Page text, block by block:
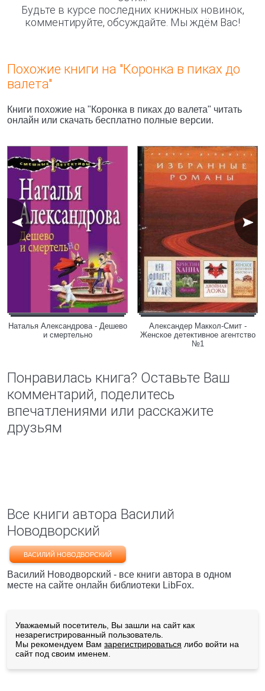
Будьте в курсе последних книжных новинок,
комментируйте, обсуждайте. Мы ждём Вас!
Похожие книги на "Коронка в пиках до
валета"
Книги похожие на "Коронка в пиках до валета" читать
онлайн или скачать бесплатно полные версии.
Наталья Александрова - Дешево
и смертельно
Александер Маккол-Смит -
Женское детективное агентство
№1
Понравилась книга? Оставьте Ваш
комментарий, поделитесь
впечатлениями или расскажите
друзьям
Все книги автора Василий
Новодворский
ВАСИЛИЙ НОВОДВОРСКИЙ
Василий Новодворский - все книги автора в одном
месте на сайте онлайн библиотеки LibFox.
Уважаемый посетитель, Вы зашли на сайт как
незарегистрированный пользователь.
Мы рекомендуем Вам зарегистрироваться либо войти на
сайт под своим именем.